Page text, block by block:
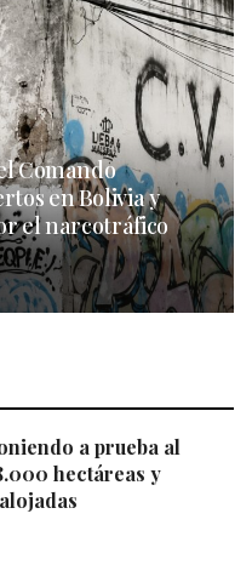
Comando
en Bolivia y
el narcotráfico
a prueba al
hectáreas y